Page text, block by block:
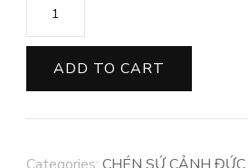
CHÉN
CẢNH
ĐỨC
VẼ
ADD TO CART
Categories: CHÉN SỨ CẢNH ĐỨC,